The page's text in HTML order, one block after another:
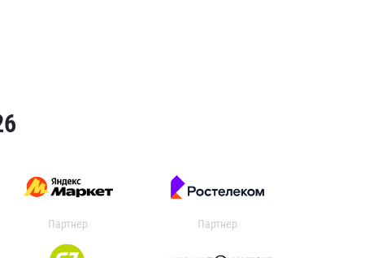
Партнер Партнер